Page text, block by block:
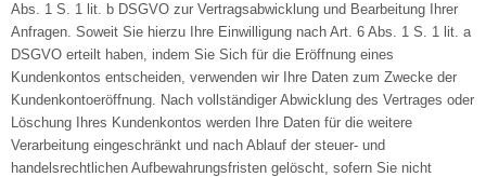
Abs. 1 S. 1 lit. b DSGVO zur Vertragsabwicklung und Bearbeitung Ihrer
Anfragen. Soweit Sie hierzu Ihre Einwilligung nach Art. 6 Abs. 1 S. 1 lit. a
DSGVO erteilt haben, indem Sie Sich für die Eröffnung eines
Kundenkontos entscheiden, verwenden wir Ihre Daten zum Zwecke der
Kundenkontoeröffnung. Nach vollständiger Abwicklung des Vertrages oder
Löschung Ihres Kundenkontos werden Ihre Daten für die weitere
Verarbeitung eingeschränkt und nach Ablauf der steuer- und
handelsrechtlichen Aufbewahrungsfristen gelöscht, sofern Sie nicht